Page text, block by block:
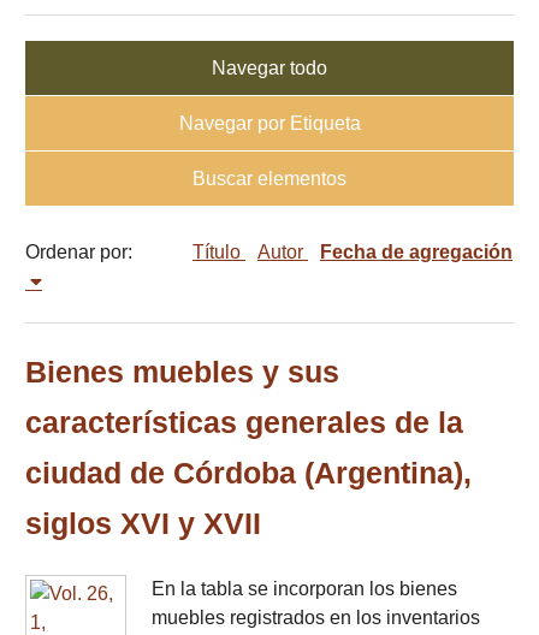
Navegar todo
Navegar por Etiqueta
Buscar elementos
Ordenar por: Título Autor Fecha de agregación
Bienes muebles y sus
características generales de la
ciudad de Córdoba (Argentina),
siglos XVI y XVII
En la tabla se incorporan los bienes
muebles registrados en los inventarios